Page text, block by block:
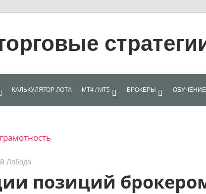
КАЛЬКУЛЯТОР ЛОТА МТ4 / МТ5 БРОКЕРЫ ОБУЧЕНИЕ
Лобода
позиций